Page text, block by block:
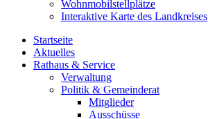
Wohnmobilstellplätze
Interaktive Karte des Landkreises
Startseite
Aktuelles
Rathaus & Service
Verwaltung
Politik & Gemeinderat
Mitglieder
Ausschüsse